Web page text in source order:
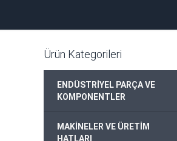
Ürün Kategorileri
ENDÜSTRİYEL PARÇA VE
KOMPONENTLER
MAKİNELER VE ÜRETİM
HATLARI